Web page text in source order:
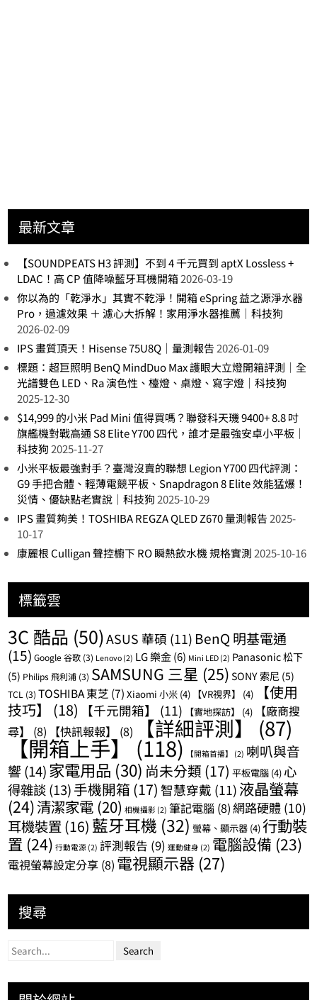
最新文章
【SOUNDPEATS H3 評測】不到 4 千元買到 aptX Lossless +
LDAC！高 CP 值降噪藍牙耳機開箱2026-03-19
你以為的「乾淨水」其實不乾淨！開箱 eSpring 益之源淨水器
Pro，過濾效果 ＋ 濾心大拆解！家用淨水器推薦｜科技狗
2026-02-09
IPS 畫質頂天！Hisense 75U8Q｜量測報告2026-01-09
標題：超巨照明 BenQ MindDuo Max 護眼大立燈開箱評測｜全
光譜雙色 LED、Ra 演色性、檯燈、桌燈、寫字燈｜科技狗
2025-12-30
$14,999 的小米 Pad Mini 值得買嗎？聯發科天璣 9400+ 8.8 吋
旗艦機對戰高通 S8 Elite Y700 四代，誰才是最強安卓小平板｜
科技狗 2025-11-27
小米平板最強對手？臺灣沒賣的聯想 Legion Y700 四代評測：
G9 手把合體、輕薄電競平板、Snapdragon 8 Elite 效能猛爆！
災情、優缺點老實說｜科技狗 2025-10-29
IPS 畫質夠美！TOSHIBA REGZA QLED Z670 量測報告2025-
10-17
康麗根 Culligan 聲控櫥下 RO 瞬熱飲水機 規格實測 2025-10-16
標籤雲
3C 酷品 (50)ASUS 華碩 (11) BenQ 明基電通
(15) Google 谷歌 (3) Lenovo (2) LG 樂金(6) Mini LED (2) Panasonic 松下
(5) Philips 飛利浦 (3) SAMSUNG 三星 (25) SONY 索尼 (5)
TCL (3) TOSHIBA 東芝 (7) Xiaomi 小米 (4) 【VR視界】 (4)
【使用
技巧】
(18) 【千元開箱】 (11) 【實地探訪】 (4)
【廠商搜
尋】
(8) 【快訊報報】 (8) 【詳細評測】 (87)
【開箱上手】(118) 【開箱首播】 (2) 喇叭與音
響 (14)家電用品 (30) 尚未分類 (17) 平板電腦 (4) 心
得雜談 (13)手機開箱 (17) 智慧穿戴 (11) 液晶螢幕
(24)清潔家電 (20) 相機攝影 (2) 筆記電腦 (8)網路硬體 (10)
耳機裝置 (16) 藍牙耳機 (32) 螢幕、顯示器 (4)行動裝
置 (24) 行動電源 (2) 評測報告 (9) 運動健身 (2) 電腦設備 (23)
電視螢幕設定分享 (8) 電視顯示器 (27)
搜尋